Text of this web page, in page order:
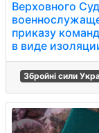
Верховного
приказу
в виде
Збройні сили